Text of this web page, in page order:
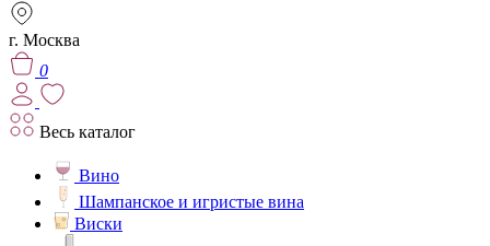
г. Москва
0
Весь каталог
Вино
Шампанское и игристые вина
Виски